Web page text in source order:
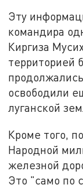
Эту
командира
Киргиза
территорией
освободили
луганской
Кроме того,
Народной
железной
Это "само по